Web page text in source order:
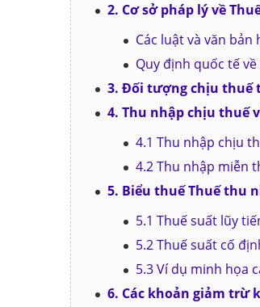
2. Cơ sở pháp lý về
Các luật và văn
Quy định quốc tế
3. Đối tượng chịu thuế
4. Thu nhập chịu thuế
4.1 Thu nhập chịu
4.2 Thu nhập miễn
5. Biểu thuế Thuế thu
5.1 Thuế suất lũy
5.2 Thuế suất cố
5.3 Ví dụ minh họa
6. Các khoản giảm trừ